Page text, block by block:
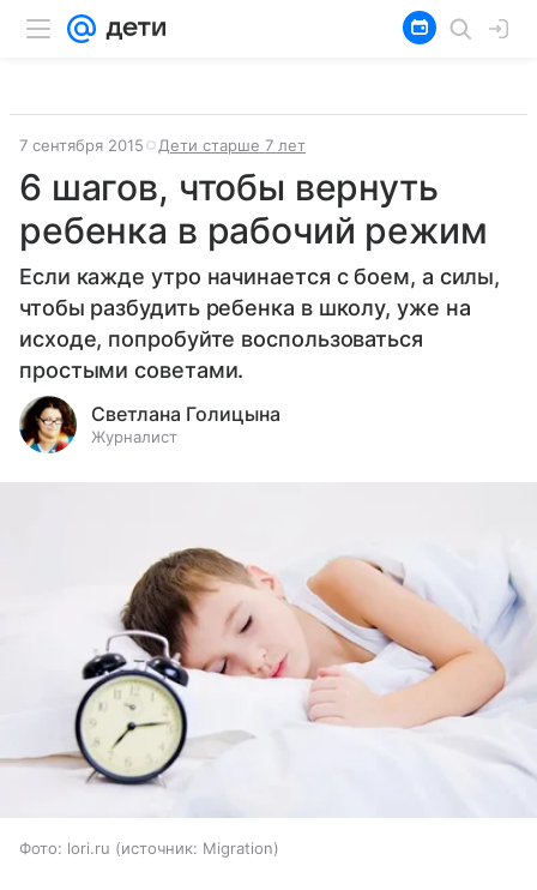
7 сентября 2015 Дети старше 7 лет
6 шагов, чтобы вернуть
ребенка в рабочий режим
Если кажде утро начинается с боем, а силы,
чтобы разбудить ребенка в школу, уже на
исходе, попробуйте воспользоваться
простыми советами.
Светлана Голицына
Журналист
Фото: lori.ru источник: Migration